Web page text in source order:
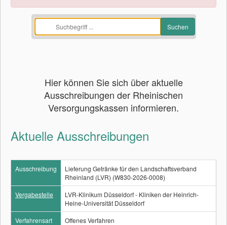
Hier können Sie sich über aktuelle
Ausschreibungen der Rheinischen
Versorgungskassen informieren.
Aktuelle Ausschreibungen
Ausschreibung
Lieferung Getränke für den Landschaftsverband
Rheinland (LVR) (W830-2026-0008)
Vergabestelle
LVR-Klinikum Düsseldorf - Kliniken der Heinrich-
Heine-Universität Düsseldorf
Verfahrensart
Offenes Verfahren